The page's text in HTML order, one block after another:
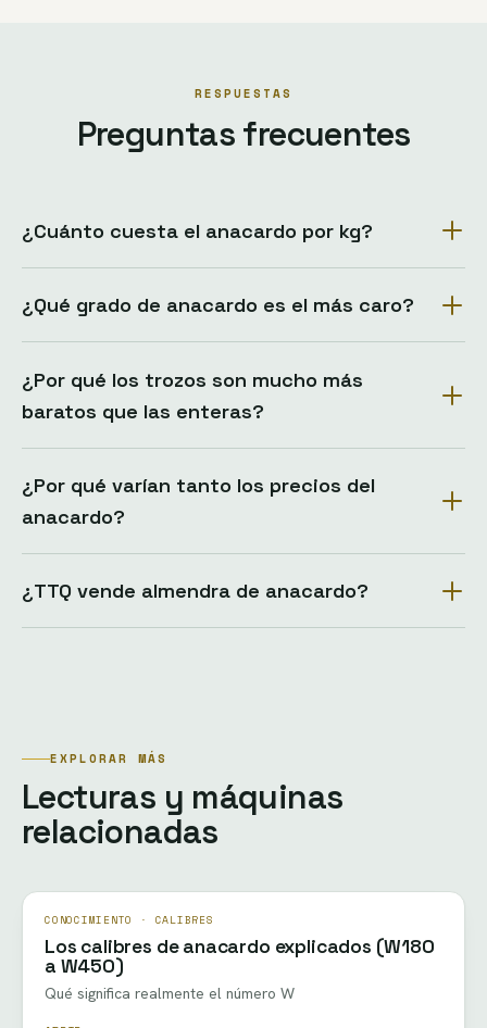
RESPUESTAS
Preguntas frecuentes
¿Cuánto cuesta el anacardo por kg?
¿Qué grado de anacardo es el más caro?
¿Por qué los trozos son mucho más
baratos que las enteras?
¿Por qué varían tanto los precios del
anacardo?
¿TTQ vende almendra de anacardo?
EXPLORAR MÁS
Lecturas y máquinas
relacionadas
CONOCIMIENTO · CALIBRES
Los calibres de anacardo explicados (W180
a W450)
Qué significa realmente el número W